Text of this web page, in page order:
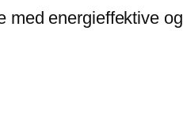
energieffektive